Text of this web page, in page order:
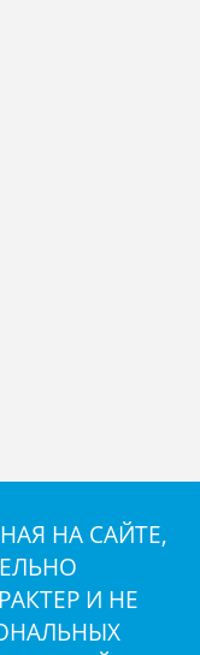
НА САЙТЕ,
И НЕ